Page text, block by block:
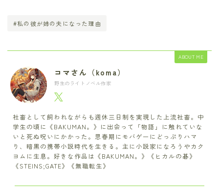
#私の彼が姉の夫になった理由
ABOUT ME
コマさん（koma）
野生のライトノベル作家
社畜として飼われながらも週休三日制を実現した上流社畜。中
学生の頃に《BAKUMAN。》に出会って「物語」に触れていな
いと死ぬ呪いにかかった。思春期にモバゲーにどっぷりハマ
り、暗黒の携帯小説時代を生きる。主に小説家になろうやカク
ヨムに生息。好きな作品は《BAKUMAN。》《ヒカルの碁》
《STEINS;GATE》《無職転生》